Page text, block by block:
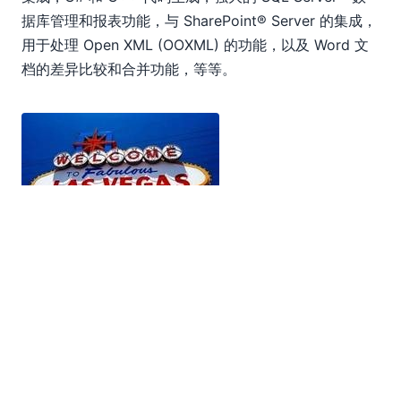
据库管理和报表功能，与 SharePoint® Server 的集成，
用于处理 Open XML (OOXML) 的功能，以及 Word 文
档的差异比较和合并功能，等等。